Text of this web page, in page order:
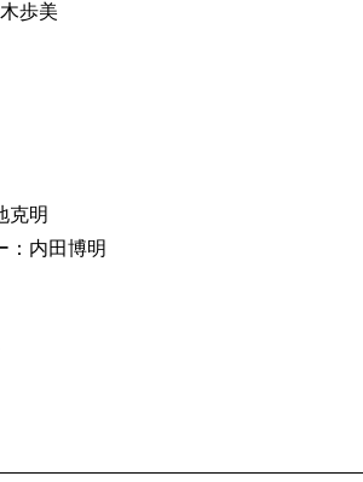
歩美
克明
：内田博明